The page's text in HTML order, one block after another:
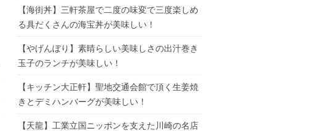
【海街丼】三軒茶屋で二度の味変で三度楽しめ
る具だくさんの海宝丼が美味しい！
【やげんぼり】素晴らしい美味しさの出汁巻き
玉子のランチが美味しい！
【キッチン大正軒】聖地交通会館で頂く生姜焼
きとデミハンバーグが美味しい！
【天龍】工業立国ニッポンを支えた川崎の名店